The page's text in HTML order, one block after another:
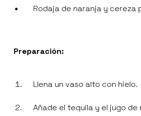
Rodaja de naranja y cereza
Preparación:
Llena un vaso alto con hielo.
Añade el tequila y el jugo de